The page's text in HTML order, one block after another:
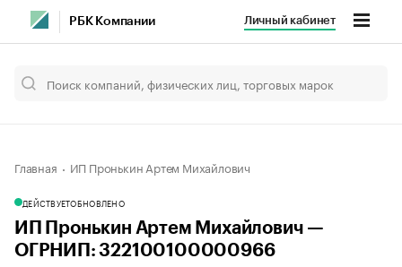
РБК Компании Личный кабинет
Главная ИП Пронькин Артем Михайлович
ДЕЙСТВУЕТОБНОВЛЕНО
ИП Пронькин Артем Михайлович —
ОГРНИП: 322100100000966